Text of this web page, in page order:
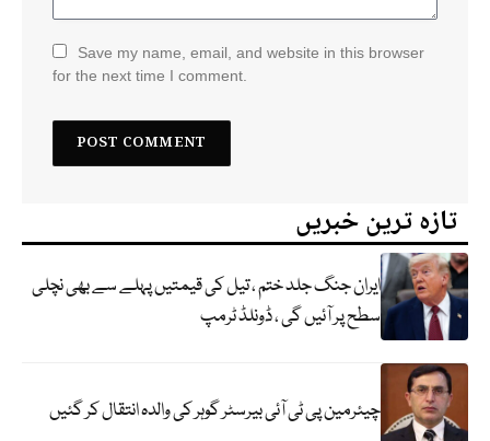
Save my name, email, and website in this browser
for the next time I comment.
تازہ ترین خبریں
ایران جنگ جلد ختم ، تیل کی قیمتیں پہلے سے بھی نچلی
سطح پر آئیں گی ، ڈونلڈ ٹرمپ
چیئرمین پی ٹی آئی بیرسٹر گوہر کی والدہ انتقال کر گئیں